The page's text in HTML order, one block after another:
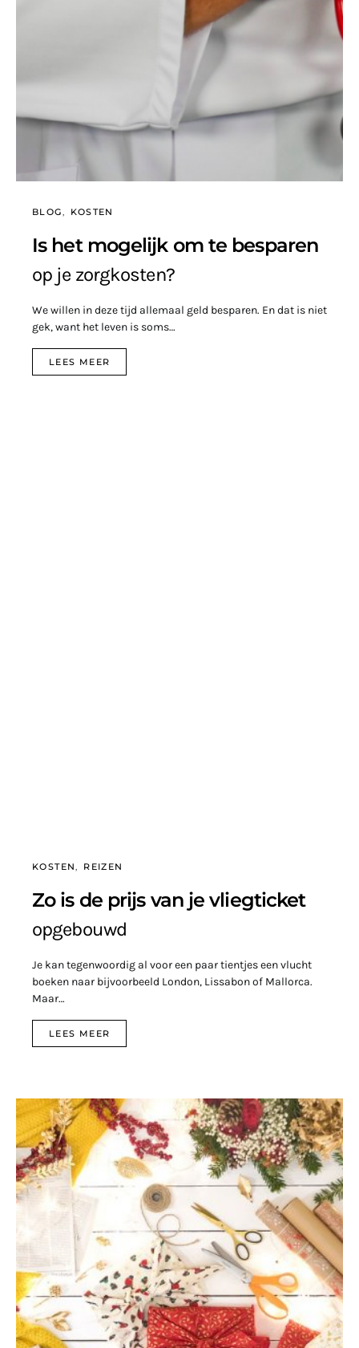
BLOG KOSTEN
Is het mogelijk om te besparen
op je zorgkosten?
We willen in deze tijd allemaal geld besparen. En dat is niet
gek, want het leven is soms…
LEES MEER
KOSTEN REIZEN
Zo is de prijs van je vliegticket
opgebouwd
Je kan tegenwoordig al voor een paar tientjes een vlucht
boeken naar bijvoorbeeld London, Lissabon of Mallorca.
Maar…
LEES MEER